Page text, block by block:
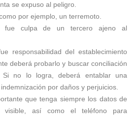
se expuso al peligro.
por ejemplo, un terremoto.
fue culpa de un tercero ajeno al
responsabilidad del establecimiento
deberá probarlo y buscar conciliación
no lo logra, deberá entablar una
por daños y perjuicios.
que tenga siempre los datos de
así como el teléfono para